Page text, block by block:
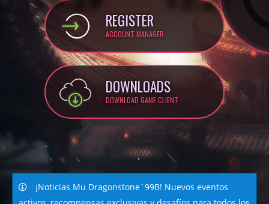
REGISTER
ACCOUNT MANAGER
DOWNLOADS
DOWNLOAD GAME CLIENT
¡Noticias Mu Dragonstone`99B! Nuevos eventos